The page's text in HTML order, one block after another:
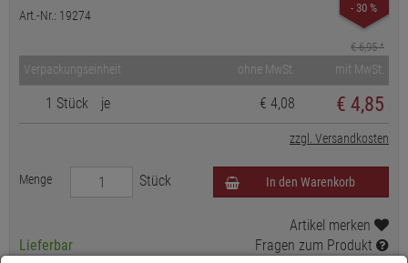
- 30 %
Art.-Nr.: 19274
€ 6,95*
Verpackungseinheit ohne MwSt. mit MwSt.
1 Stück je € 4,08 € 4,85
zzgl. Versandkosten
Menge Stück In den Warenkorb
Lieferbar
Artikel merken
Fragen zum Produkt